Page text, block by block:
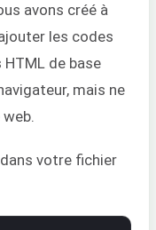
avons créé à
les codes
de base
mais ne
votre fichier